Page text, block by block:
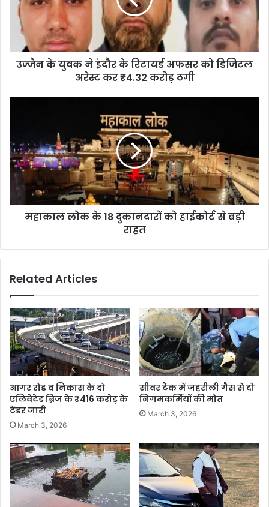
उज्जैन के युवक ने इंदौर के रिटायर्ड अफसर को डिजिटल
अरेस्ट कर ₹4.32 करोड़ ठगी
महाकाल लोक के 18 दुकानदारों को हाईकोर्ट से बड़ी
राहत
Related Articles
आगर रोड व निकास के दो
एलिवेटेड ब्रिज के ₹416 करोड़ के
टेंडर जारी
March 3, 2026
सीवर टैंक में जहरीली गैस से दो
निगमकर्मियों की मौत
March 3, 2026